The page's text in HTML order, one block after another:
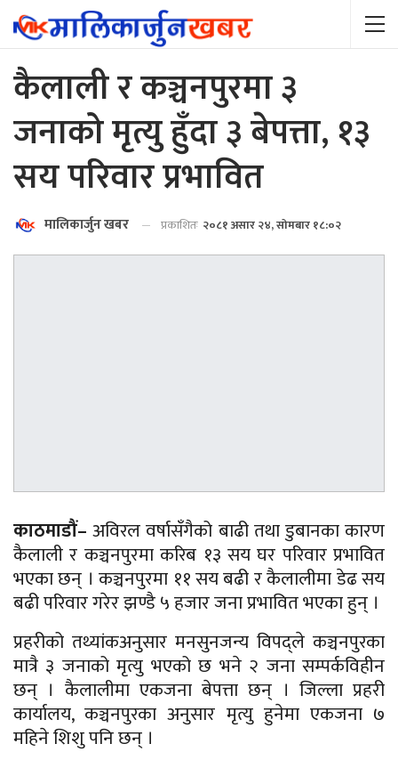
कैलाली र कञ्चनपुरमा ३
जनाको मृत्यु हुँदा ३ बेपत्ता, १३
सय परिवार प्रभावित
मालिकार्जुन खबर प्रकाशितः २०८१ असार २४, सोमबार १८:०२
काठमाडौं–अविरल वर्षासँगैको बाढी तथा डुबानका कारण
कैलाली र कञ्चनपुरमा करिब १३ सय घर परिवार प्रभावित
भएका छन् । कञ्चनपुरमा ११ सय बढी र कैलालीमा डेढ सय
बढी परिवार गरेर झण्डै ५ हजार जना प्रभावित भएका हुन् ।
प्रहरीको तथ्यांकअनुसार मनसुनजन्य विपद्ले कञ्चनपुरका
मात्रै ३ जनाको मृत्यु भएको छ भने २ जना सम्पर्कविहीन
छन् । कैलालीमा एकजना बेपत्ता छन् । जिल्ला प्रहरी
कार्यालय, कञ्चनपुरका अनुसार मृत्यु हुनेमा एकजना ७
महिने शिशु पनि छन् ।